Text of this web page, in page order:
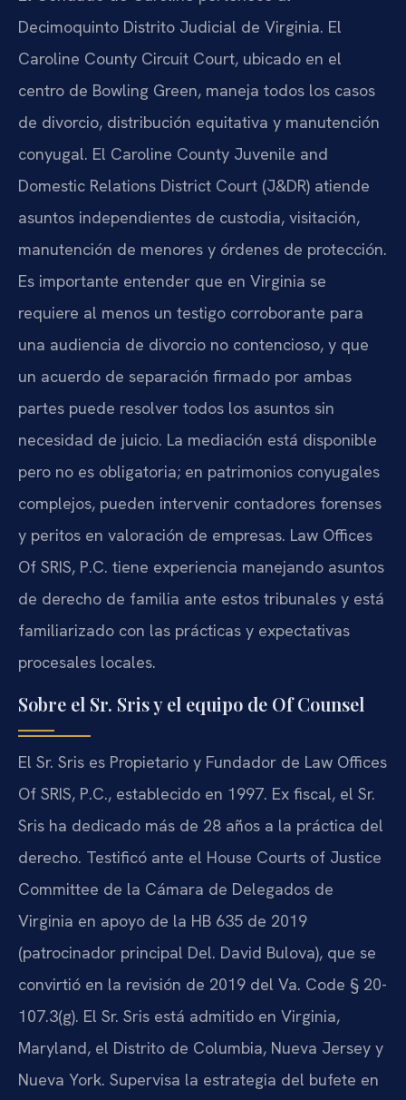
Decimoquinto Distrito Judicial de Virginia. El
Caroline County Circuit Court, ubicado en el
centro de Bowling Green, maneja todos los casos
de divorcio, distribución equitativa y manutención
conyugal. El Caroline County Juvenile and
Domestic Relations District Court (J&DR) atiende
asuntos independientes de custodia, visitación,
manutención de menores y órdenes de protección.
Es importante entender que en Virginia se
requiere al menos un testigo corroborante para
una audiencia de divorcio no contencioso, y que
un acuerdo de separación firmado por ambas
partes puede resolver todos los asuntos sin
necesidad de juicio. La mediación está disponible
pero no es obligatoria; en patrimonios conyugales
complejos, pueden intervenir contadores forenses
y peritos en valoración de empresas. Law Offices
Of SRIS, P.C. tiene experiencia manejando asuntos
de derecho de familia ante estos tribunales y está
familiarizado con las prácticas y expectativas
procesales locales.
Sobre el Sr. Sris y el equipo de Of Counsel
El Sr. Sris es Propietario y Fundador de Law Offices
Of SRIS, P.C., establecido en 1997. Ex fiscal, el Sr.
Sris ha dedicado más de 28 años a la práctica del
derecho. Testificó ante el House Courts of Justice
Committee de la Cámara de Delegados de
Virginia en apoyo de la HB 635 de 2019
(patrocinador principal Del. David Bulova), que se
convirtió en la revisión de 2019 del Va. Code § 20-
107.3(g). El Sr. Sris está admitido en Virginia,
Maryland, el Distrito de Columbia, Nueva Jersey y
Nueva York. Supervisa la estrategia del bufete en